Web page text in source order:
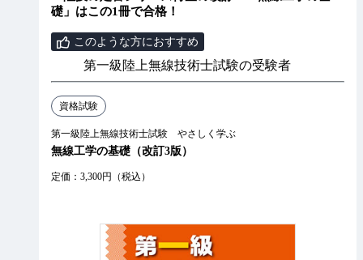
礎」はこの1冊で合格！
このような方におすすめ
第一級陸上無線技術士試験の受験者
資格試験
第一級陸上無線技術士試験 やさしく学ぶ
無線工学の基礎（改訂3版）
定価：3,300円（税込）